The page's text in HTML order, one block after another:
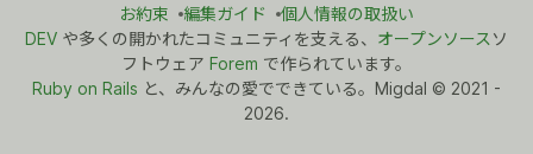
お約束
編集ガイド
個人情報の取扱い
DEV や多くの開かれたコミュニティを支える、 オープンソース ソ
フトウェア Forem で作られています。
Ruby on Rails と、みんなの愛でできている。Migdal © 2021 -
2026.